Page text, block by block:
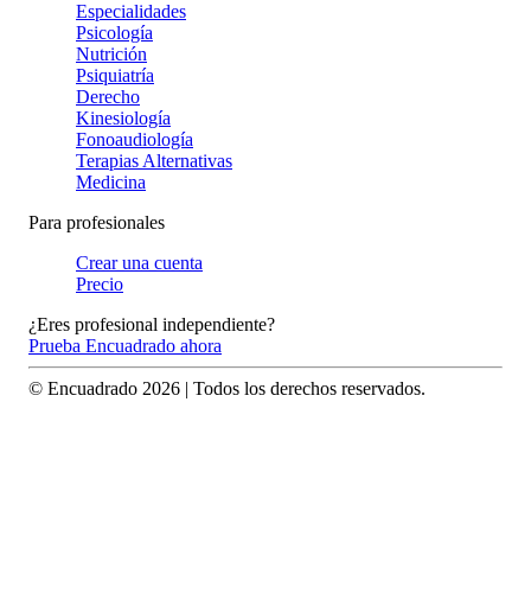
Especialidades
Psicología
Nutrición
Psiquiatría
Derecho
Kinesiología
Fonoaudiología
Terapias Alternativas
Medicina
Para profesionales
Crear una cuenta
Precio
¿Eres profesional independiente?
Prueba Encuadrado ahora
© Encuadrado 2026 | Todos los derechos reservados.